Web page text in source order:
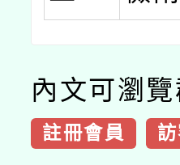
內文可瀏覽
註冊會員